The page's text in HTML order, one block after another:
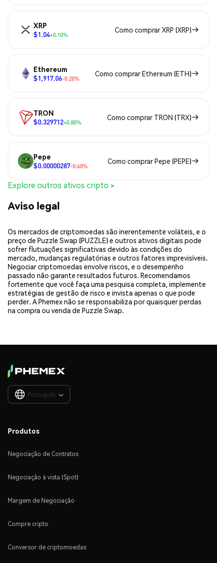
XRP
$1.04+0.10%
Como comprar XRP (XRP)
Ethereum
$1,917.06-0.20%
Como comprar Ethereum (ETH)
TRON
$0.329712+0.80%
Como comprar TRON (TRX)
Pepe
$0.00000287-0.60%
Como comprar Pepe (PEPE)
Explore outros ativos cripto >
Aviso legal
Os mercados de criptomoedas são inerentemente voláteis, e o
preço de Puzzle Swap (PUZZLE) e outros ativos digitais pode
sofrer flutuações significativas devido às condições do
mercado, mudanças regulatórias e outros fatores imprevisíveis.
Negociar criptomoedas envolve riscos, e o desempenho
passado não garante resultados futuros. Recomendamos
fortemente que você faça uma pesquisa completa, implemente
estratégias de gestão de risco e invista apenas o que pode
perder. A Phemex não se responsabiliza por quaisquer perdas
na compra ou venda de Puzzle Swap.
Português 
Produtos
Negociação de Contratos
Negociação à vista (Spot)
Margem de Negociação
Compre cripto
Conversor de criptomoedas